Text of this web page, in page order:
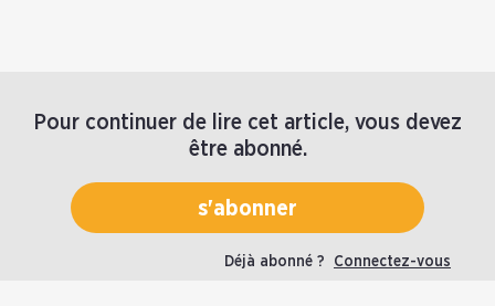
Pour continuer de lire cet article, vous devez
être abonné.
s'abonner
Déjà abonné ? Connectez-vous